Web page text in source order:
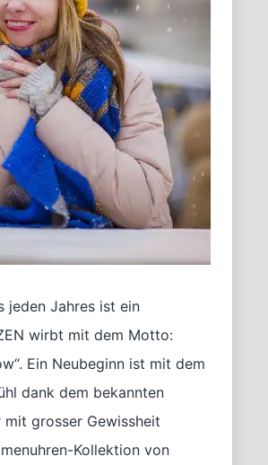
jeden Jahres ist ein
wirbt mit dem Motto:
Ein Neubeginn ist mit dem
dank dem bekannten
mit grosser Gewissheit
Kollektion von